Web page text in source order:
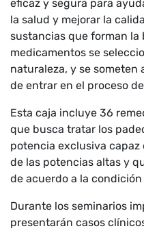
eficaz y segura para
la salud y mejorar la
sustancias que forman la
medicamentos se
naturaleza, y se
de entrar en el proceso
Esta caja incluye 36
que busca tratar los
potencia exclusiva
de las potencias altas y
de acuerdo a la
Durante los seminarios
presentarán casos